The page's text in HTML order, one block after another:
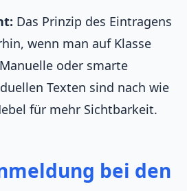
Das Prinzip des Eintragens
wenn man auf Klasse
oder smarte
Texten sind nach wie
für mehr Sichtbarkeit.
bei den